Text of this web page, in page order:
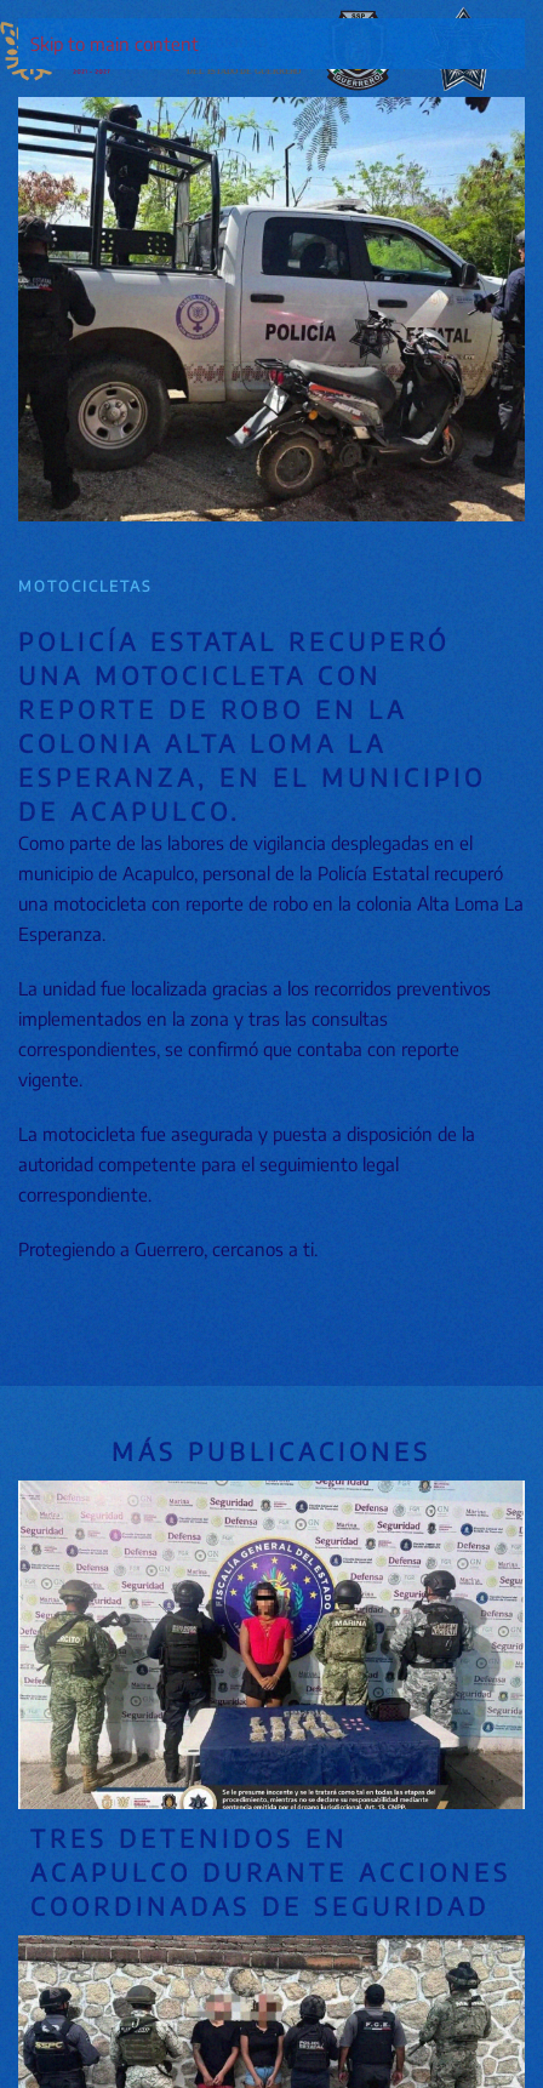
Skip to main content
MOTOCICLETAS
POLICÍA ESTATAL RECUPERÓ
UNA MOTOCICLETA CON
REPORTE DE ROBO EN LA
COLONIA ALTA LOMA LA
ESPERANZA, EN EL MUNICIPIO
DE ACAPULCO.
Como parte de las labores de vigilancia desplegadas en el
municipio de Acapulco, personal de la Policía Estatal recuperó
una motocicleta con reporte de robo en la colonia Alta Loma La
Esperanza.
La unidad fue localizada gracias a los recorridos preventivos
implementados en la zona y tras las consultas
correspondientes, se confirmó que contaba con reporte
vigente.
La motocicleta fue asegurada y puesta a disposición de la
autoridad competente para el seguimiento legal
correspondiente.
Protegiendo a Guerrero, cercanos a ti.
MÁS PUBLICACIONES
TRES DETENIDOS EN
ACAPULCO DURANTE ACCIONES
COORDINADAS DE SEGURIDAD